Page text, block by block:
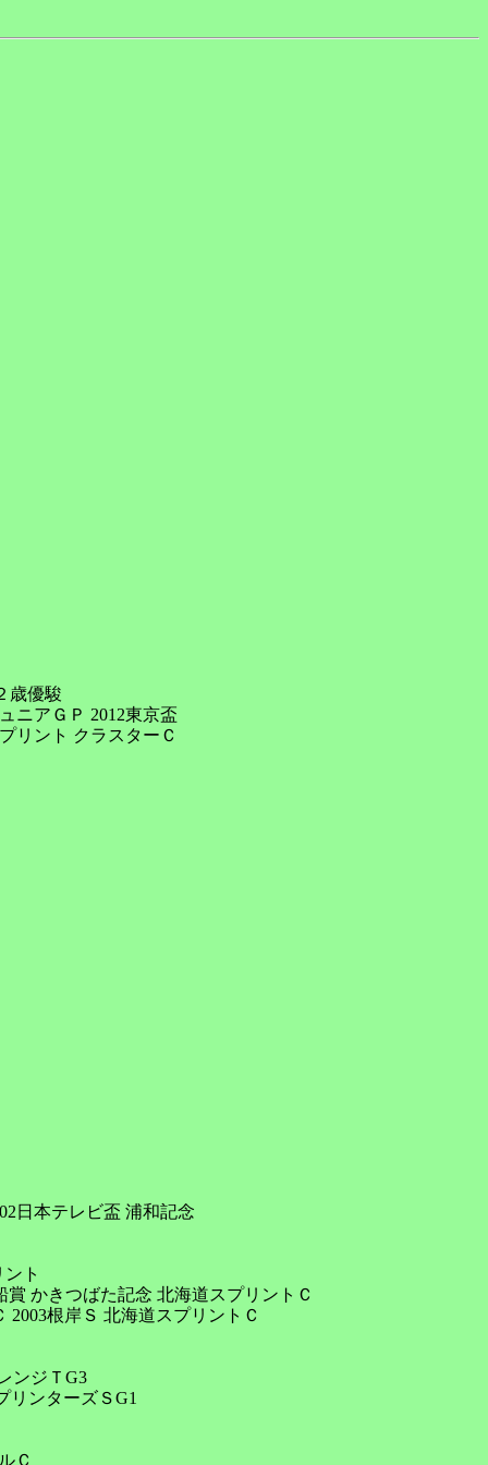
優駿
ニアＧＰ 2012東京盃
リント クラスターＣ
本テレビ盃 浦和記念
ト
きつばた記念 北海道スプリントＣ
根岸Ｓ 北海道スプリントＣ
ジＴG3
ンターズＳG1
Ｃ